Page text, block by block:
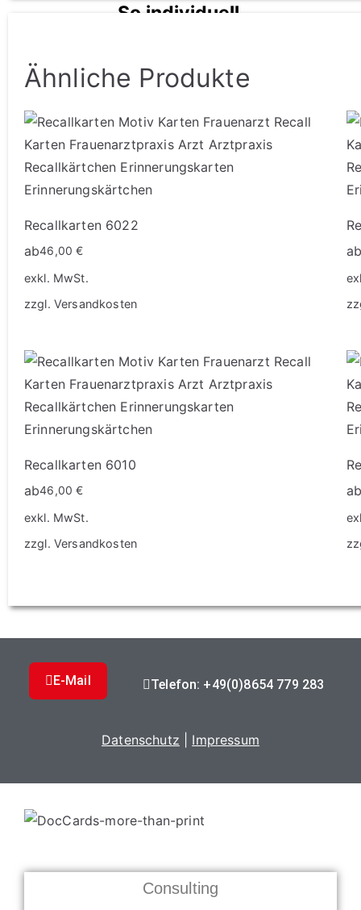
So individuell
mehr
Ähnliche Produkte
Recallkarten 6022
ab46,00€
exkl. MwSt.
zzgl. Versandkosten
Recallkarten 6010
ab46,00€
exkl. MwSt.
zzgl. Versandkosten
E-Mail Telefon: +49(0)8654 779 283
Datenschutz Impressum
Consulting